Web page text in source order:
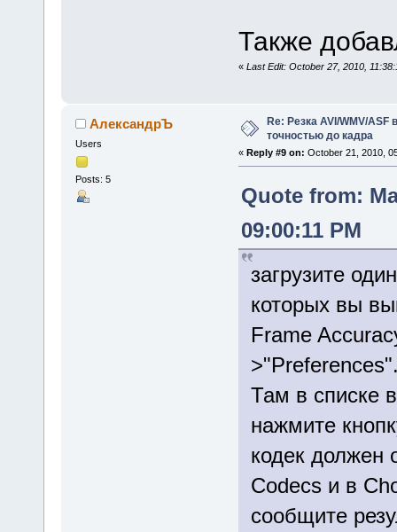
Также
« Last Edit: October 27, 2010,
АлександрЪ
Users
Posts: 5
Re: Резка AVI/WMV/
точностью до кадра
« Reply #9 on: October 21, 2010,
Quote from:
09:00:11 PM
загрузите
которых вы
Frame
Там в списке
нажмите
кодек должен
Codecs и в
сообщите